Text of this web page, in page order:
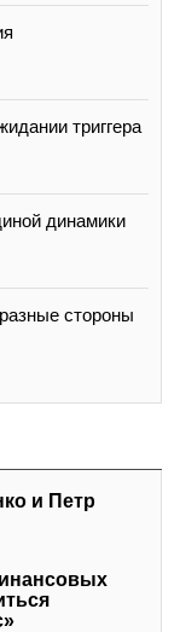
триггера
динамики
стороны
и Петр